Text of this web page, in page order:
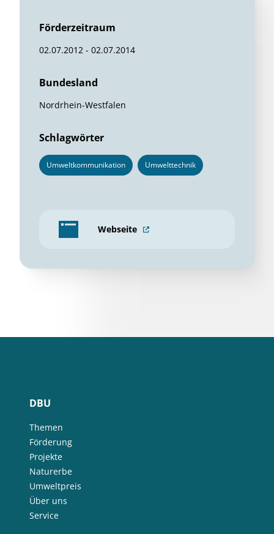
Förderzeitraum
02.07.2012 - 02.07.2014
Bundesland
Nordrhein-Westfalen
Schlagwörter
Umweltkommunikation Umwelttechnik
Webseite
DBU
Themen
Förderung
Projekte
Naturerbe
Umweltpreis
Über uns
Service